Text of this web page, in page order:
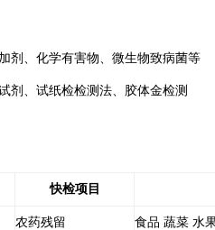
剂、化学有害物、微生物致病菌等
剂、试纸检检测法、胶体金检测
快检项目
农药残留 食品 蔬菜 水